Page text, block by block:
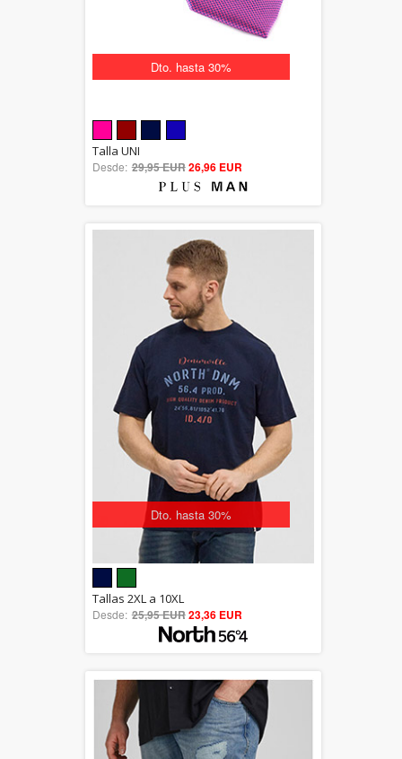
Dto. hasta 30%
out of 5
Talla UNI
Desde: 29,95 EUR26,96 EUR
Dto. hasta 30%
5.00
out of 5
Tallas 2XL a 10XL
Desde: 25,95 EUR23,36 EUR